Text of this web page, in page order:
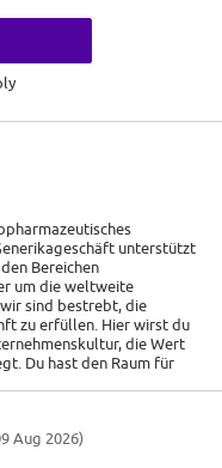
unterstützt
Bereichen
um die weltweite
sind bestrebt, die
zu erfüllen. Hier wirst du
die Wert
Du hast den Raum für
& Neu-Ulm |
Aug 2026)